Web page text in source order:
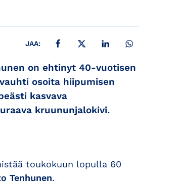
JAA: JAA FACEBOOKISSA
JAA X:SSÄ JAA LINKEDINISSÄ
on ehtinyt 40-vuotisen
osoita hiipumisen
kasvava
kruununjalokivi.
toukokuun lopulla 60
Tenhunen.